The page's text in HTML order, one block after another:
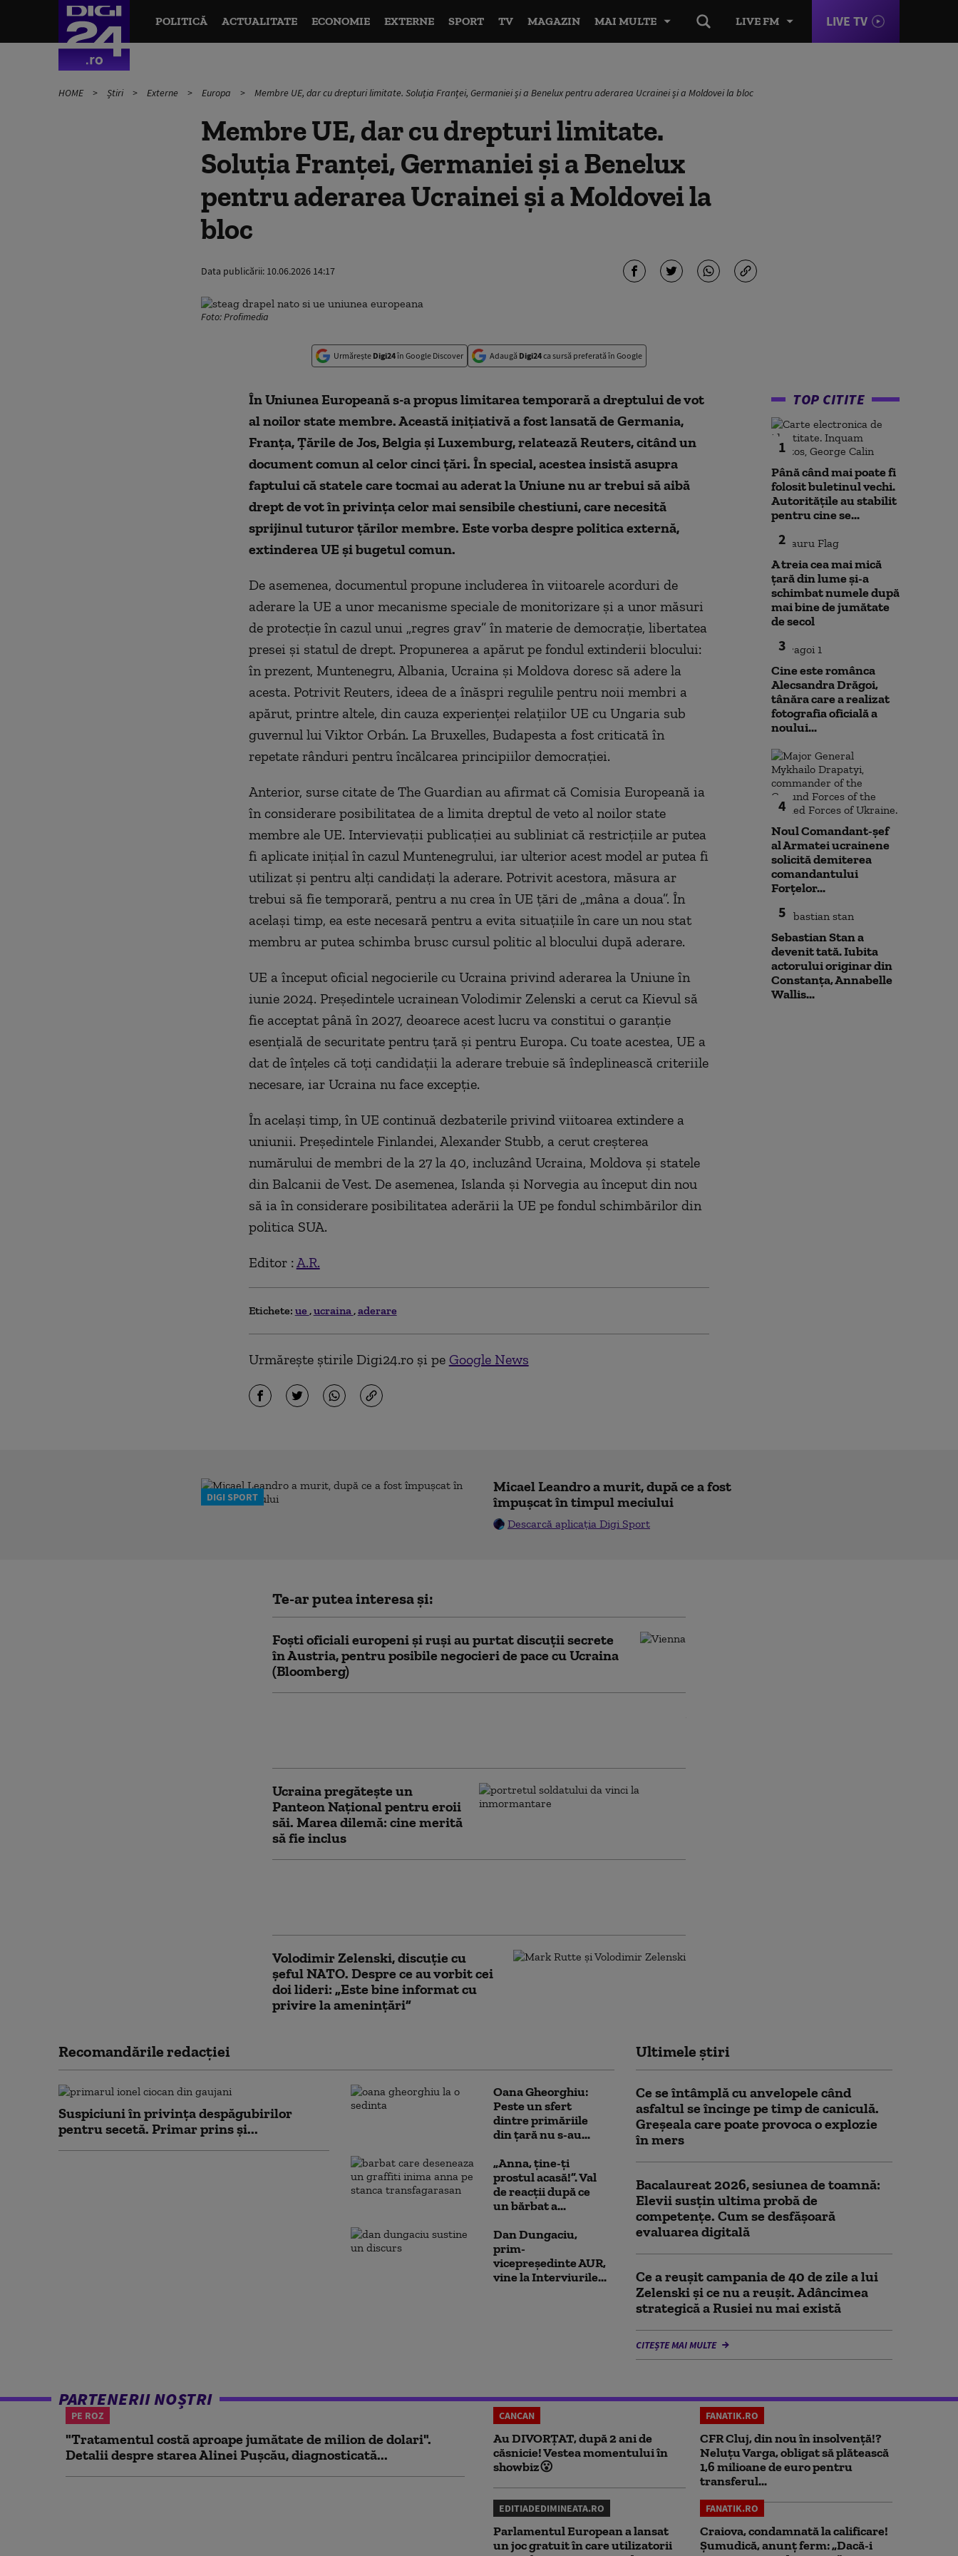
LIVE FM LIVE TV
POLITICĂ ACTUALITATE ECONOMIE EXTERNE SPORT TV MAGAZIN MAI MULTE
HOME Știri Externe Europa Membre UE, dar cu drepturi limitate. Soluția Franței, Germaniei și a Benelux pentru aderarea Ucrainei și a Moldovei la bloc
Membre UE, dar cu drepturi limitate.
Soluția Franței, Germaniei și a Benelux
pentru aderarea Ucrainei și a Moldovei la
bloc
Data publicării: 10.06.2026 14:17
Foto: Profimedia
Urmărește Digi24în Google Discover Adaugă Digi24ca sursă preferată în Google
În Uniunea Europeană s-a propus limitarea temporară a dreptului de vot
al noilor state membre. Această inițiativă a fost lansată de Germania,
Franța, Țările de Jos, Belgia și Luxemburg, relatează Reuters, citând un
document comun al celor cinci țări. În special, acestea insistă asupra
faptului că statele care tocmai au aderat la Uniune nu ar trebui să aibă
drept de vot în privința celor mai sensibile chestiuni, care necesită
sprijinul tuturor țărilor membre. Este vorba despre politica externă,
extinderea UE și bugetul comun.
De asemenea, documentul propune includerea în viitoarele acorduri de
aderare la UE a unor mecanisme speciale de monitorizare și a unor măsuri
de protecție în cazul unui „regres grav” în materie de democrație, libertatea
presei și statul de drept. Propunerea a apărut pe fondul extinderii blocului:
în prezent, Muntenegru, Albania, Ucraina și Moldova doresc să adere la
acesta. Potrivit Reuters, ideea de a înăspri regulile pentru noii membri a
apărut, printre altele, din cauza experienței relațiilor UE cu Ungaria sub
guvernul lui Viktor Orbán. La Bruxelles, Budapesta a fost criticată în
repetate rânduri pentru încălcarea principiilor democrației.
Anterior, surse citate de The Guardian au afirmat că Comisia Europeană ia
în considerare posibilitatea de a limita dreptul de veto al noilor state
membre ale UE. Intervievații publicației au subliniat că restricțiile ar putea
fi aplicate inițial în cazul Muntenegrului, iar ulterior acest model ar putea fi
utilizat și pentru alți candidați la aderare. Potrivit acestora, măsura ar
trebui să fie temporară, pentru a nu crea în UE țări de „mâna a doua”. În
același timp, ea este necesară pentru a evita situațiile în care un nou stat
membru ar putea schimba brusc cursul politic al blocului după aderare.
UE a început oficial negocierile cu Ucraina privind aderarea la Uniune în
iunie 2024. Președintele ucrainean Volodimir Zelenski a cerut ca Kievul să
fie acceptat până în 2027, deoarece acest lucru va constitui o garanție
esențială de securitate pentru țară și pentru Europa. Cu toate acestea, UE a
dat de înțeles că toți candidații la aderare trebuie să îndeplinească criteriile
necesare, iar Ucraina nu face excepție.
În același timp, în UE continuă dezbaterile privind viitoarea extindere a
uniunii. Președintele Finlandei, Alexander Stubb, a cerut creșterea
numărului de membri de la 27 la 40, incluzând Ucraina, Moldova și statele
din Balcanii de Vest. De asemenea, Islanda și Norvegia au început din nou
să ia în considerare posibilitatea aderării la UE pe fondul schimbărilor din
politica SUA.
Editor : A.R.
Etichete: ue ucraina aderare
Urmărește știrile Digi24.ro și pe Google News
TOP CITITE
1
Până când mai poate fi
folosit buletinul vechi.
Autoritățile au stabilit
pentru cine se...
2
A treia cea mai mică
țară din lume și-a
schimbat numele după
mai bine de jumătate
de secol
3
Cine este românca
Alecsandra Drăgoi,
tânăra care a realizat
fotografia oficială a
noului...
4
Noul Comandant-șef
al Armatei ucrainene
solicită demiterea
comandantului
Forțelor...
5
Sebastian Stan a
devenit tată. Iubita
actorului originar din
Constanța, Annabelle
Wallis...
DIGI SPORT
Micael Leandro a murit, după ce a fost
împușcat în timpul meciului
Descarcă aplicația Digi Sport
Te-ar putea interesa și:
Foști oficiali europeni și ruși au purtat discuții secrete
în Austria, pentru posibile negocieri de pace cu Ucraina
(Bloomberg)
Ucraina pregătește un
Panteon Național pentru eroii
săi. Marea dilemă: cine merită
să fie inclus
Volodimir Zelenski, discuție cu
șeful NATO. Despre ce au vorbit cei
doi lideri: „Este bine informat cu
privire la amenințări”
Recomandările redacţiei
Suspiciuni în privința despăgubirilor
pentru secetă. Primar prins și...
Oana Gheorghiu:
Peste un sfert
dintre primăriile
din țară nu s-au...
„Anna, ţine-ţi
prostul acasă!”. Val
de reacții după ce
un bărbat a...
Dan Dungaciu,
prim-
vicepreședinte AUR,
vine la Interviurile...
Ultimele știri
Ce se întâmplă cu anvelopele când
asfaltul se încinge pe timp de caniculă.
Greșeala care poate provoca o explozie
în mers
Bacalaureat 2026, sesiunea de toamnă:
Elevii susțin ultima probă de
competențe. Cum se desfășoară
evaluarea digitală
Ce a reușit campania de 40 de zile a lui
Zelenski și ce nu a reușit. Adâncimea
strategică a Rusiei nu mai există
CITEȘTE MAI MULTE
PARTENERII NOȘTRI
PE ROZ
"Tratamentul costă aproape jumătate de milion de dolari".
Detalii despre starea Alinei Pușcău, diagnosticată...
CANCAN
Au DIVORȚAT, după 2 ani de
căsnicie! Vestea momentului în
showbiz😮
FANATIK.RO
CFR Cluj, din nou în insolvență!?
Neluțu Varga, obligat să plătească
1,6 milioane de euro pentru
transferul...
EDITIADEDIMINEATA.RO
Parlamentul European a lansat
un joc gratuit în care utilizatorii
FANATIK.RO
Craiova, condamnată la calificare!
Șumudică, anunț ferm: „Dacă-i